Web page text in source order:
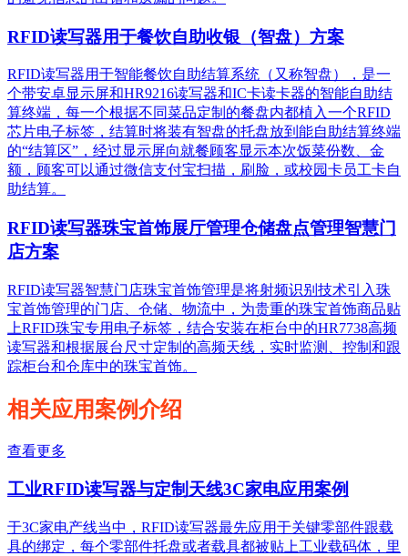
RFID读写器用于餐饮自助收银（智盘）方案
RFID读写器用于智能餐饮自助结算系统（又称智盘），是一
个带安卓显示屏和HR9216读写器和IC卡读卡器的智能自助结
算终端，每一个根据不同菜品定制的餐盘内都植入一个RFID
芯片电子标签，结算时将装有智盘的托盘放到能自助结算终端
的“结算区”，经过显示屏向就餐顾客显示本次饭菜份数、金
额，顾客可以通过微信支付宝扫描，刷脸，或校园卡员工卡自
助结算。
RFID读写器珠宝首饰展厅管理仓储盘点管理智慧门
店方案
RFID读写器智慧门店珠宝首饰管理是将射频识别技术引入珠
宝首饰管理的门店、仓储、物流中，为贵重的珠宝首饰商品贴
上RFID珠宝专用电子标签，结合安装在柜台中的HR7738高频
读写器和根据展台尺寸定制的高频天线，实时监测、控制和跟
踪柜台和仓库中的珠宝首饰。
相关应用案例介绍
查看更多
工业RFID读写器与定制天线3C家电应用案例
于3C家电产线当中，RFID读写器最先应用于关键零部件跟载
具的绑定，每个零部件托盘或者载具都被贴上工业载码体，里